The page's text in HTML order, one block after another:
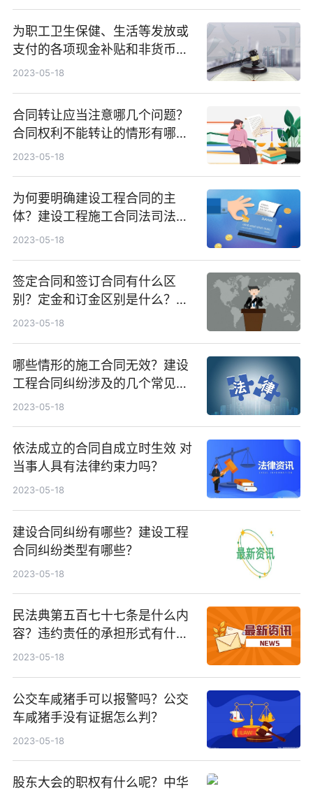
为职工卫生保健、生活等发放或
支付的各项现金补贴和非货币性
福利包括哪些内容？
2023-05-18
合同转让应当注意哪几个问题？
合同权利不能转让的情形有哪
些？
2023-05-18
为何要明确建设工程合同的主
体？建设工程施工合同法司法解
释是什么？
2023-05-18
签定合同和签订合同有什么区
别？定金和订金区别是什么？签
署合同是什么意思？
2023-05-18
哪些情形的施工合同无效？建设
工程合同纠纷涉及的几个常见问
题？
2023-05-18
依法成立的合同自成立时生效 对
当事人具有法律约束力吗？
2023-05-18
建设合同纠纷有哪些？建设工程
合同纠纷类型有哪些？
2023-05-18
民法典第五百七十七条是什么内
容？违约责任的承担形式有什么
呢？
2023-05-18
公交车咸猪手可以报警吗？公交
车咸猪手没有证据怎么判？
2023-05-18
股东大会的职权有什么呢？中华